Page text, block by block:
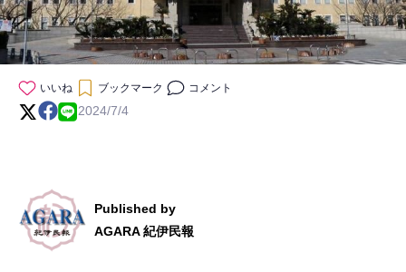
いいね ブックマーク コメント
2024/7/4
Published by
AGARA 紀伊民報